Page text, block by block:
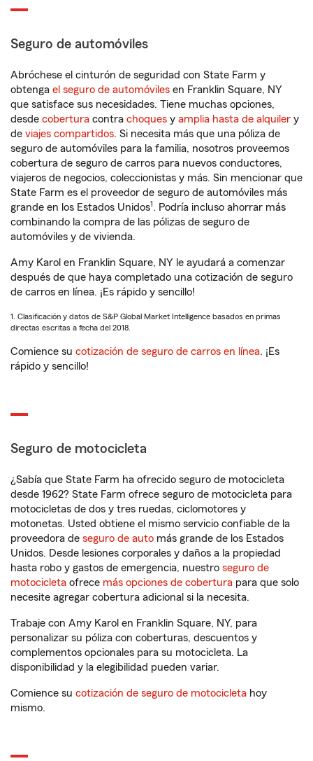
Seguro de automóviles
Abróchese el cinturón de seguridad con State Farm y
obtenga el seguro de automóviles en Franklin Square, NY
que satisface sus necesidades. Tiene muchas opciones,
desde cobertura contra choques y amplia hasta de alquiler y
de viajes compartidos. Si necesita más que una póliza de
seguro de automóviles para la familia, nosotros proveemos
cobertura de seguro de carros para nuevos conductores,
viajeros de negocios, coleccionistas y más. Sin mencionar que
State Farm es el proveedor de seguro de automóviles más
grande en los Estados Unidos1 . Podría incluso ahorrar más
combinando la compra de las pólizas de seguro de
automóviles y de vivienda.
Amy Karol en Franklin Square, NY le ayudará a comenzar
después de que haya completado una cotización de seguro
de carros en línea. ¡Es rápido y sencillo!
1. Clasificación y datos de S&P Global Market Intelligence basados en primas
directas escritas a fecha del 2018.
Comience su cotización de seguro de carros en línea. ¡Es
rápido y sencillo!
Seguro de motocicleta
¿Sabía que State Farm ha ofrecido seguro de motocicleta
desde 1962? State Farm ofrece seguro de motocicleta para
motocicletas de dos y tres ruedas, ciclomotores y
motonetas. Usted obtiene el mismo servicio confiable de la
proveedora de seguro de auto más grande de los Estados
Unidos. Desde lesiones corporales y daños a la propiedad
hasta robo y gastos de emergencia, nuestro seguro de
motocicleta ofrece más opciones de cobertura para que solo
necesite agregar cobertura adicional si la necesita.
Trabaje con Amy Karol en Franklin Square, NY, para
personalizar su póliza con coberturas, descuentos y
complementos opcionales para su motocicleta. La
disponibilidad y la elegibilidad pueden variar.
Comience su cotización de seguro de motocicleta hoy
mismo.